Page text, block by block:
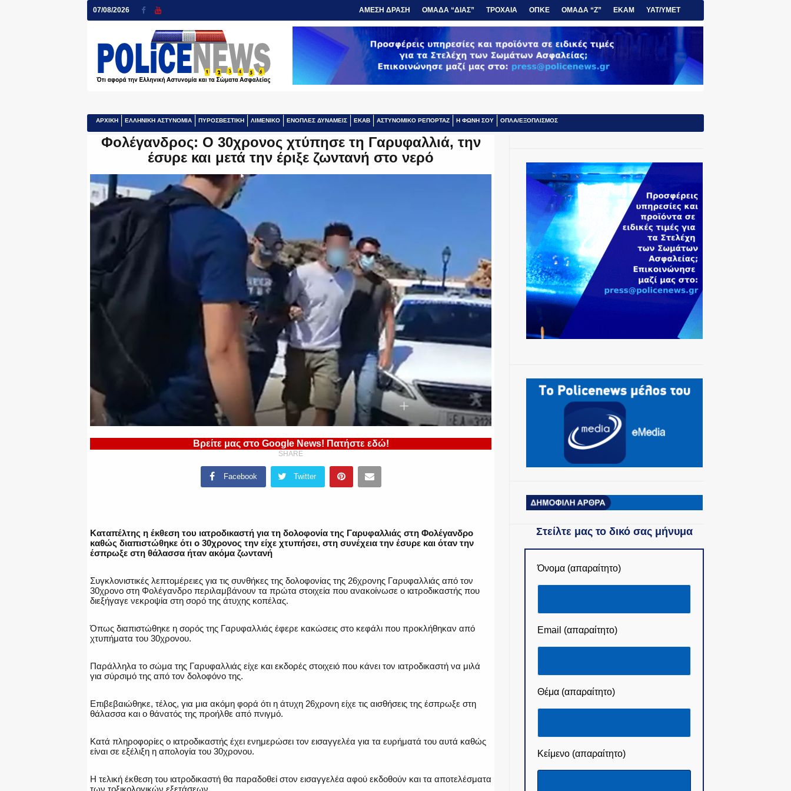
07/08/2026 ΑΜΕΣΗ ΔΡΑΣΗ ΟΜΑΔΑ “ΔΙΑΣ” ΤΡΟΧΑΙΑ ΟΠΚΕ ΟΜΑΔΑ “Ζ” ΕΚΑΜ ΥΑΤ/ΥΜΕΤ
ΑΡΧΙΚΗ ΕΛΛΗΝΙΚΗ ΑΣΤΥΝΟΜΙΑ ΠΥΡΟΣΒΕΣΤΙΚΗ ΛΙΜΕΝΙΚΟ ΕΝΟΠΛΕΣ ΔΥΝΑΜΕΙΣ ΕΚΑΒ ΑΣΤΥΝΟΜΙΚΟ ΡΕΠΟΡΤΑΖ Η ΦΩΝΗ ΣΟΥ ΟΠΛΑ/ΕΞΟΠΛΙΣΜΟΣ
Φολέγανδρος: Ο 30χρονος χτύπησε τη Γαρυφαλλιά, την
έσυρε και μετά την έριξε ζωντανή στο νερό
Βρείτε μας στο Google News! Πατήστε εδώ!
SHARE
Facebook Twitter
Καταπέλτης η έκθεση του ιατροδικαστή για τη δολοφονία της Γαρυφαλλιάς στη Φολέγανδρο
καθώς διαπιστώθηκε ότι ο 30χρονος την είχε χτυπήσει, στη συνέχεια την έσυρε και όταν την
έσπρωξε στη θάλασσα ήταν ακόμα ζωντανή
Συγκλονιστικές λεπτομέρειες για τις συνθήκες της δολοφονίας της 26χρονης Γαρυφαλλιάς από τον
30χρονο στη Φολέγανδρο περιλαμβάνουν τα πρώτα στοιχεία που ανακοίνωσε ο ιατροδικαστής που
διεξήγαγε νεκροψία στη σορό της άτυχης κοπέλας.
Όπως διαπιστώθηκε η σορός της Γαρυφαλλιάς έφερε κακώσεις στο κεφάλι που προκλήθηκαν από
χτυπήματα του 30χρονου.
Παράλληλα το σώμα της Γαρυφαλλιάς είχε και εκδορές στοιχειό που κάνει τον ιατροδικαστή να μιλά
για σύρσιμό της από τον δολοφόνο της.
Επιβεβαιώθηκε, τέλος, για μια ακόμη φορά ότι η άτυχη 26χρονη είχε τις αισθήσεις της έσπρωξε στη
θάλασσα και ο θάνατός της προήλθε από πνιγμό.
Κατά πληροφορίες ο ιατροδικαστής έχει ενημερώσει τον εισαγγελέα για τα ευρήματά του αυτά καθώς
είναι σε εξέλιξη η απολογία του 30χρονου.
Η τελική έκθεση του ιατροδικαστή θα παραδοθεί στον εισαγγελέα αφού εκδοθούν και τα αποτελέσματα
των τοξικολογικών εξετάσεων.
Στείλτε μας το δικό σας μήνυμα
Όνομα (απαραίτητο)
Email (απαραίτητο)
Θέμα (απαραίτητο)
Κείμενο (απαραίτητο)